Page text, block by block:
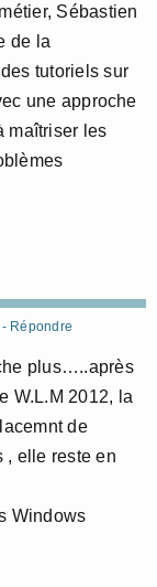
Sébastien
de la
tutoriels sur
une approche
maîtriser les
- Répondre
plus…..après
W.L.M 2012, la
de
, elle reste en
Windows